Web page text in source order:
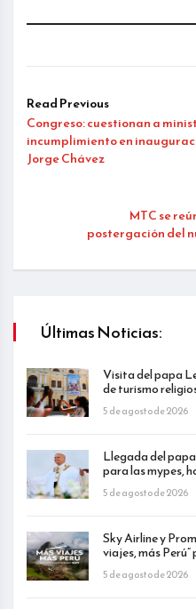
Read Previous
Congreso: cuestionan a
incumplimiento en
Jorge Chávez
MTC se
postergación del
Últimas Noticias:
Visita del papa
de turismo
5 de agosto de 2026
Llegada del
para las mypes,
5 de agosto de 2026
Sky Airline y
viajes, más
5 de agosto de 2026